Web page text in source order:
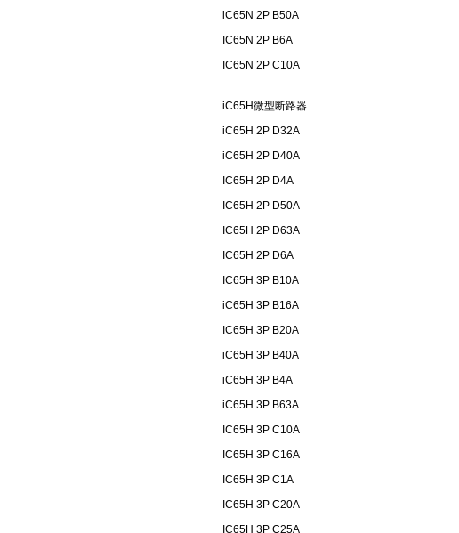
iC65N 2P B50A
IC65N 2P B6A
IC65N 2P C10A
iC65H微型断路器
iC65H 2P D32A
iC65H 2P D40A
IC65H 2P D4A
IC65H 2P D50A
IC65H 2P D63A
IC65H 2P D6A
IC65H 3P B10A
iC65H 3P B16A
IC65H 3P B20A
iC65H 3P B40A
iC65H 3P B4A
iC65H 3P B63A
IC65H 3P C10A
IC65H 3P C16A
IC65H 3P C1A
IC65H 3P C20A
IC65H 3P C25A